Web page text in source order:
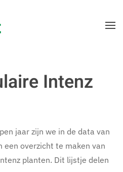
Intenz
jaar zijn we in de data van
een overzicht te maken van
planten. Dit lijstje delen